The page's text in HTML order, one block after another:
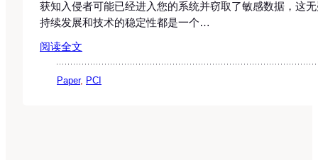
获知入侵者可能已经进入您的系统并窃取了敏感数据，这
持续发展和技术的稳定性都是一个…
阅读全文
Paper, PCI